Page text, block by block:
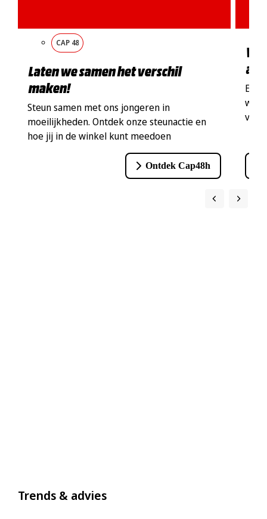
CAP 48
Laten we samen het verschil
maken!
Steun samen met ons jongeren in
moeilijkheden. Ontdek onze steunactie en
hoe jij in de winkel kunt meedoen
Ontdek Cap48h
Een
Trends & advies